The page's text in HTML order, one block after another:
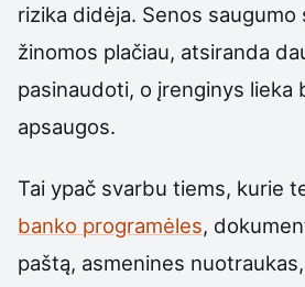
rizika didėja. Senos saugumo
žinomos plačiau, atsiranda
pasinaudoti, o įrenginys lieka
apsaugos.
Tai ypač svarbu tiems, kurie
banko programėles,
paštą, asmenines